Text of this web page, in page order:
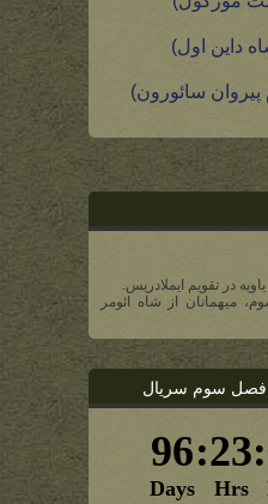
داین اول)
پیروان سائورون)
در تقویم ایملادریس.
دوران سوم، میهمانان از شاه ائومر
فصل سوم سریال